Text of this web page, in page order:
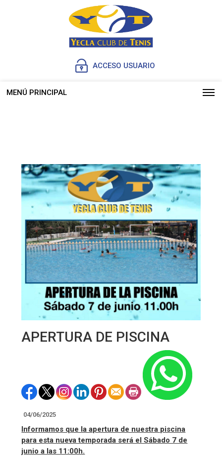
ACCESO USUARIO
MENÚ PRINCIPAL
APERTURA DE PISCINA
04/06/2025
Informamos que la apertura de nuestra piscina
para esta nueva temporada será el Sábado 7 de
junio a las 11:00h.